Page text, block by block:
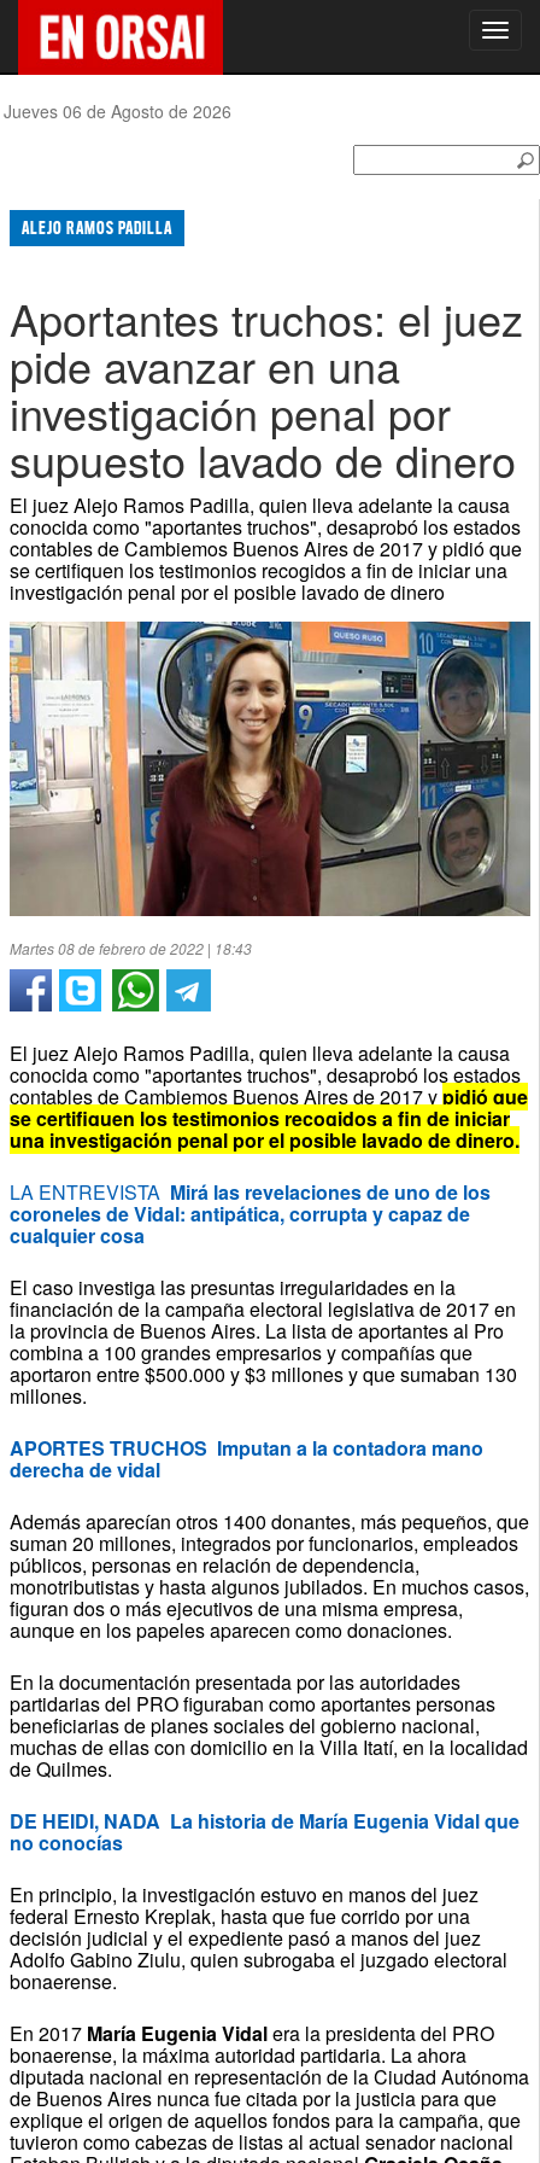
Jueves 06 de Agosto de 2026
ALEJO RAMOS PADILLA
Aportantes truchos: el juez
pide avanzar en una
investigación penal por
supuesto lavado de dinero
El juez Alejo Ramos Padilla, quien lleva adelante la causa
conocida como "aportantes truchos", desaprobó los estados
contables de Cambiemos Buenos Aires de 2017 y pidió que
se certifiquen los testimonios recogidos a fin de iniciar una
investigación penal por el posible lavado de dinero
Martes 08 de febrero de 2022 | 18:43
El juez Alejo Ramos Padilla, quien lleva adelante la causa
conocida como "aportantes truchos", desaprobó los estados
contables de Cambiemos Buenos Aires de 2017 y pidió que
se certifiquen los testimonios recogidos a fin de iniciar
una investigación penal por el posible lavado de dinero.
LA ENTREVISTA Mirá las revelaciones de uno de los
coroneles de Vidal: antipática, corrupta y capaz de
cualquier cosa
El caso investiga las presuntas irregularidades en la
financiación de la campaña electoral legislativa de 2017 en
la provincia de Buenos Aires. La lista de aportantes al Pro
combina a 100 grandes empresarios y compañías que
aportaron entre $500.000 y $3 millones y que sumaban 130
millones.
APORTES TRUCHOS Imputan a la contadora mano
derecha de vidal
Además aparecían otros 1400 donantes, más pequeños, que
suman 20 millones, integrados por funcionarios, empleados
públicos, personas en relación de dependencia,
monotributistas y hasta algunos jubilados. En muchos casos,
figuran dos o más ejecutivos de una misma empresa,
aunque en los papeles aparecen como donaciones.
En la documentación presentada por las autoridades
partidarias del PRO figuraban como aportantes personas
beneficiarias de planes sociales del gobierno nacional,
muchas de ellas con domicilio en la Villa Itatí, en la localidad
de Quilmes.
DE HEIDI, NADA La historia de María Eugenia Vidal que
no conocías
En principio, la investigación estuvo en manos del juez
federal Ernesto Kreplak, hasta que fue corrido por una
decisión judicial y el expediente pasó a manos del juez
Adolfo Gabino Ziulu, quien subrogaba el juzgado electoral
bonaerense.
En 2017 María Eugenia Vidalera la presidenta del PRO
bonaerense, la máxima autoridad partidaria. La ahora
diputada nacional en representación de la Ciudad Autónoma
de Buenos Aires nunca fue citada por la justicia para que
explique el origen de aquellos fondos para la campaña, que
tuvieron como cabezas de listas al actual senador nacional